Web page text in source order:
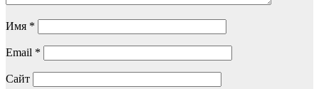
Имя *
Email *
Сайт